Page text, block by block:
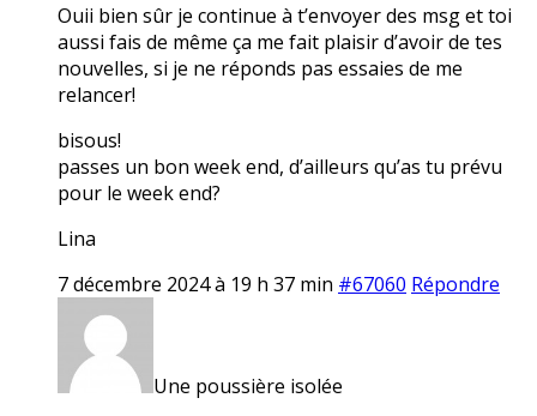
Ouii bien sûr je continue à t’envoyer des msg et toi
aussi fais de même ça me fait plaisir d’avoir de tes
nouvelles, si je ne réponds pas essaies de me
relancer!
bisous!
passes un bon week end, d’ailleurs qu’as tu prévu
pour le week end?
Lina
7 décembre 2024 à 19 h 37 min #67060 Répondre
Une poussière isolée